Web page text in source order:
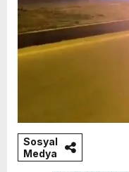
Sosyal
Medya